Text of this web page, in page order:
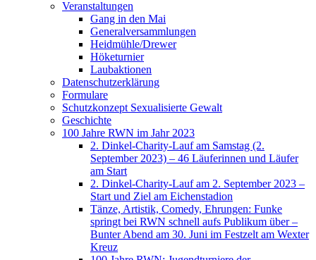
Veranstaltungen
Gang in den Mai
Generalversammlungen
Heidmühle/Drewer
Höketurnier
Laubaktionen
Datenschutzerklärung
Formulare
Schutzkonzept Sexualisierte Gewalt
Geschichte
100 Jahre RWN im Jahr 2023
2. Dinkel-Charity-Lauf am Samstag (2.
September 2023) – 46 Läuferinnen und Läufer
am Start
2. Dinkel-Charity-Lauf am 2. September 2023 –
Start und Ziel am Eichenstadion
Tänze, Artistik, Comedy, Ehrungen: Funke
springt bei RWN schnell aufs Publikum über –
Bunter Abend am 30. Juni im Festzelt am Wexter
Kreuz